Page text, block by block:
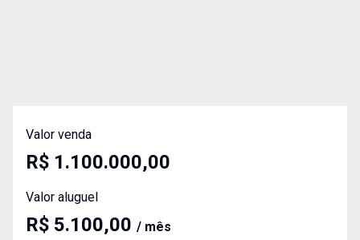
Valor venda
R$ 1.100.000,00
Valor aluguel
R$ 5.100,00 / mês